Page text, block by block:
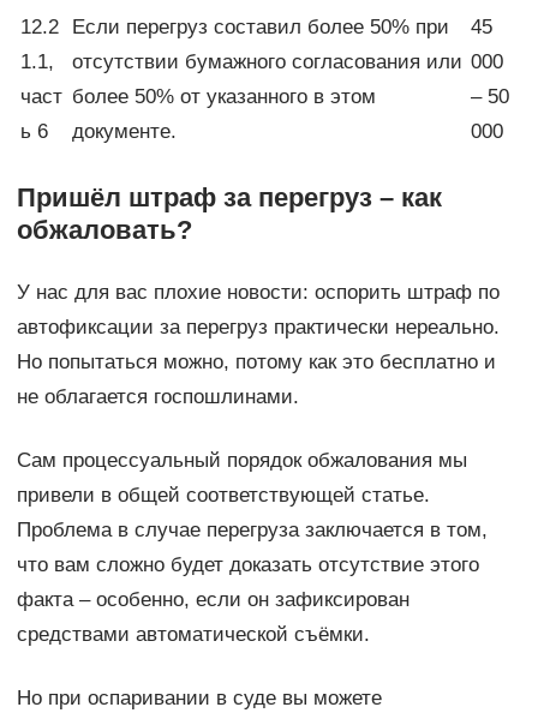
12.2
1.1,
част
ь 6
Если перегруз составил более 50% при
отсутствии бумажного согласования или
более 50% от указанного в этом
документе.
45
000
– 50
000
Пришёл штраф за перегруз – как
обжаловать?
У нас для вас плохие новости: оспорить штраф по
автофиксации за перегруз практически нереально.
Но попытаться можно, потому как это бесплатно и
не облагается госпошлинами.
Сам процессуальный порядок обжалования мы
привели в общей соответствующей статье.
Проблема в случае перегруза заключается в том,
что вам сложно будет доказать отсутствие этого
факта – особенно, если он зафиксирован
средствами автоматической съёмки.
Но при оспаривании в суде вы можете